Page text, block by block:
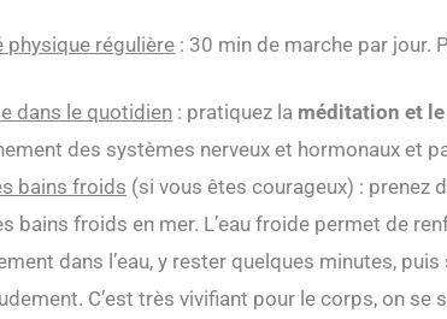
physique régulière : 30 min de marche par jour.
dans le quotidien : pratiquez la méditation et
des systèmes nerveux et hormonaux et
bains froids (si vous êtes courageux) : prenez
bains froids en mer. L’eau froide permet de
dans l’eau, y rester quelques minutes,
C’est très vivifiant pour le corps, on